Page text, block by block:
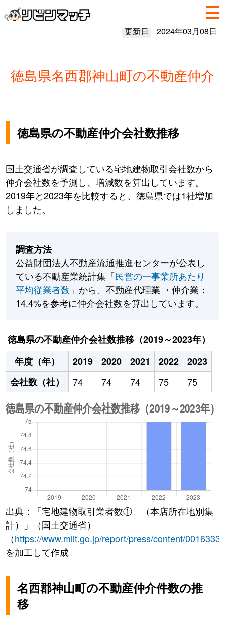
更新日 2024年03月08日
徳島県名西郡神山町の不動産仲介
徳島県の不動産仲介会社数推移
国土交通省が調査している宅地建物取引会社数から
仲介会社数を予測し、増減数を算出しています。
2019年と2023年を比較すると、徳島県では1社増加
しました。
調査方法
公益財団法人不動産流通推進センターが公表し
ている不動産業統計集「民営の一事業所あたり
平均従業者数 」から、不動産代理業 ・仲介業：
14.4%を参考に仲介会社数を算出しています。
徳島県の不動産仲介会社数推移（2019～2023年）
年度（年）
2019 2020 2021 2022
2023
会社数（社）
74 74 74 75 75
出典：「宅地建物取引業者数① （本店所在地別集
計）」（国土交通省）
（https://www.mlit.go.jp/report/press/content/
を加工して作成
名西郡神山町の不動産仲介件数の推
移